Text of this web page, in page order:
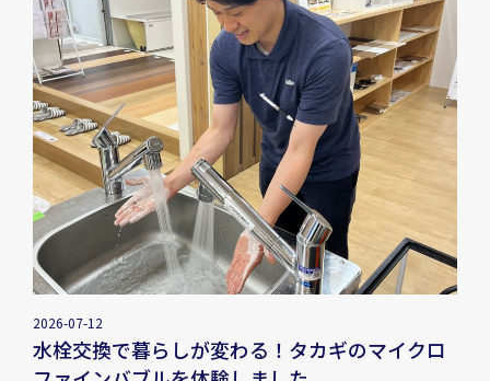
2026-07-12
水栓交換で暮らしが変わる！タカギのマイクロ